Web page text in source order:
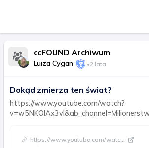
ccFOUND Archiwum
Luiza Cygan •2 lata
Dokąd zmierza ten świat?
https://www.youtube.com/watch?
https://www.youtube.com/watc...